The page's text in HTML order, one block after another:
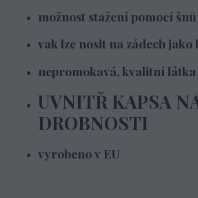
možnost stažení pomocí
vak lze nosit na zádech jako
nepromokavá, kvalitní látka
UVNITŘ KAPSA
DROBNOSTI
vyrobeno v EU